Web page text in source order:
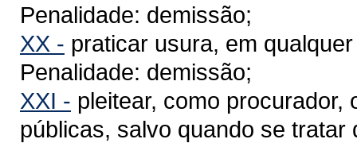
Penalidade: demissão;
XX - praticar usura, em
Penalidade: demissão;
XXI - pleitear, como procurador,
públicas, salvo quando se